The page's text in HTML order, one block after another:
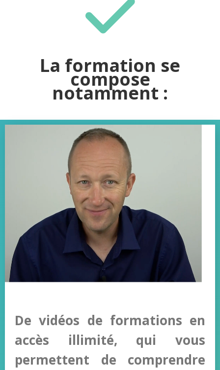
La formation se
compose
notamment :
De vidéos de formations en
accès illimité, qui vous
permettent de comprendre